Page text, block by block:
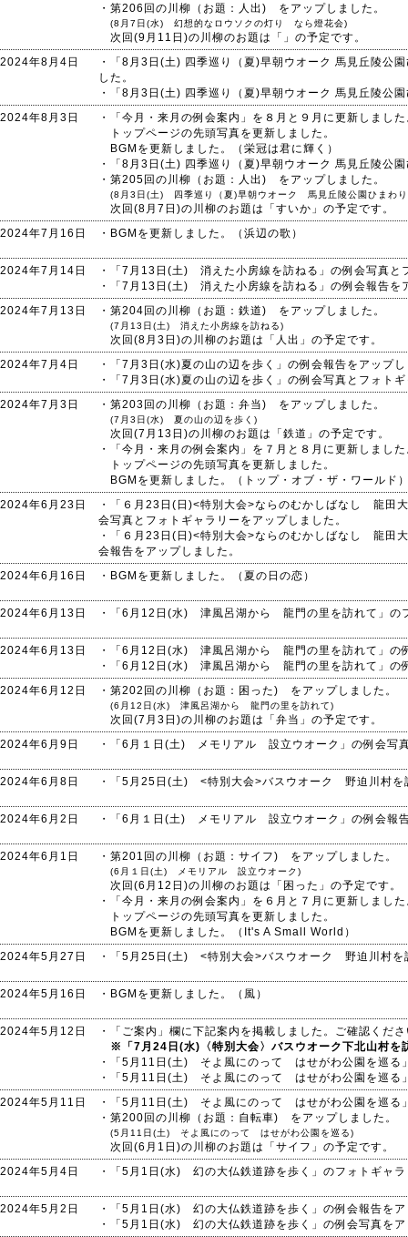
・第206回の川柳（お題：人出) をアップしました。
(8月7日(水) 幻想的なロウソクの灯り なら燈花会)
次回(9月11日)の川柳のお題は「」の予定です。
2024年8月4日
・「8月3日(土) 四季巡り（夏)早朝ウオーク 馬見丘陵公
した。
・「8月3日(土) 四季巡り（夏)早朝ウオーク 馬見丘陵公
2024年8月3日
・「今月・来月の例会案内」を８月と９月に更新しまし
トップページの先頭写真を更新しました。
BGMを更新しました。（栄冠は君に輝く）
・「8月3日(土) 四季巡り（夏)早朝ウオーク 馬見丘陵公
・第205回の川柳（お題：人出) をアップしました。
(8月3日(土) 四季巡り（夏)早朝ウオーク 馬見丘陵公園ひまわ
次回(8月7日)の川柳のお題は「すいか」の予定です。
2024年7月16日
・BGMを更新しました。（浜辺の歌）
2024年7月14日
・「7月13日(土) 消えた小房線を訪ねる」の例会写真と
・「7月13日(土) 消えた小房線を訪ねる」の例会報告を
2024年7月13日
・第204回の川柳（お題：鉄道) をアップしました。
(7月13日(土) 消えた小房線を訪ねる)
次回(8月3日)の川柳のお題は「人出」の予定です。
2024年7月4日
・「7月3日(水)夏の山の辺を歩く」の例会報告をアップ
・「7月3日(水)夏の山の辺を歩く」の例会写真とフォト
2024年7月3日
・第203回の川柳（お題：弁当) をアップしました。
(7月3日(水) 夏の山の辺を歩く)
次回(7月13日)の川柳のお題は「鉄道」の予定です。
・「今月・来月の例会案内」を７月と８月に更新しまし
トップページの先頭写真を更新しました。
BGMを更新しました。（トップ・オブ・ザ・ワールド
2024年6月23日
・「６月23日(日)<特別大会>ならのむかしばなし 龍田
会写真とフォトギャラリーをアップしました。
・「６月23日(日)<特別大会>ならのむかしばなし 龍田
会報告をアップしました。
2024年6月16日
・BGMを更新しました。（夏の日の恋）
2024年6月13日 ・「6月12日(水) 津風呂湖から 龍門の里を訪れて」の
2024年6月13日
・「6月12日(水) 津風呂湖から 龍門の里を訪れて」の
・「6月12日(水) 津風呂湖から 龍門の里を訪れて」の
2024年6月12日
・第202回の川柳（お題：困った) をアップしました。
(6月12日(水) 津風呂湖から 龍門の里を訪れて)
次回(7月3日)の川柳のお題は「弁当」の予定です。
2024年6月9日
・「6月１日(土) メモリアル 設立ウオーク」の例会写
2024年6月8日 ・「5月25日(土) <特別大会>バスウオーク 野迫川村を
2024年6月2日 ・「6月１日(土) メモリアル 設立ウオーク」の例会報
2024年6月1日 ・第201回の川柳（お題：サイフ) をアップしました。
(6月１日(土) メモリアル 設立ウオーク)
次回(6月12日)の川柳のお題は「困った」の予定です。
・「今月・来月の例会案内」を６月と７月に更新しまし
トップページの先頭写真を更新しました。
BGMを更新しました。（It's A Small World）
2024年5月27日
・「5月25日(土) <特別大会>バスウオーク 野迫川村を
2024年5月16日 ・BGMを更新しました。（風）
2024年5月12日
・「ご案内」欄に下記案内を掲載しました。ご確認くだ
※「7月24日(水)〈特別大会〉バスウオーク下北山村を
・「5月11日(土) そよ風にのって はせがわ公園を巡る
・「5月11日(土) そよ風にのって はせがわ公園を巡る
2024年5月11日
・「5月11日(土) そよ風にのって はせがわ公園を巡る
・第200回の川柳（お題：自転車) をアップしました。
(5月11日(土) そよ風にのって はせがわ公園を巡る)
次回(6月1日)の川柳のお題は「サイフ」の予定です。
2024年5月4日
・「5月1日(水) 幻の大仏鉄道跡を歩く」のフォトギャ
2024年5月2日
・「5月1日(水) 幻の大仏鉄道跡を歩く」の例会報告を
・「5月1日(水) 幻の大仏鉄道跡を歩く」の例会写真を